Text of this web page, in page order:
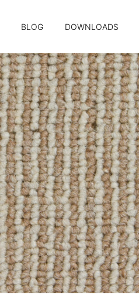
BLOG DOWNLOADS